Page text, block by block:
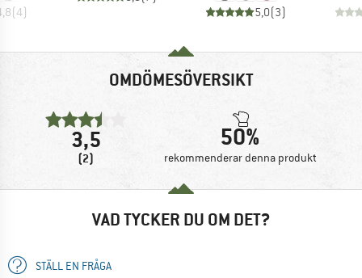
(4) 5,0(3)
OMDÖMESÖVERSIKT
3,5
(2)
50%
rekommenderar denna produkt
VAD TYCKER DU OM DET?
STÄLL EN FRÅGA